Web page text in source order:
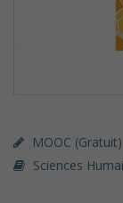
MOOC (gratuit)
Sciences